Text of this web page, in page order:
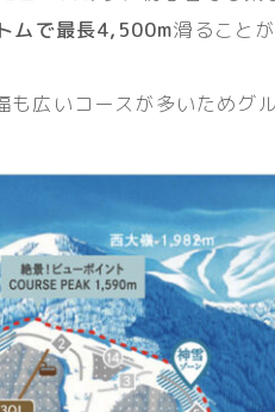
ムで最長4,500m滑ること
広いコースが多いためグ